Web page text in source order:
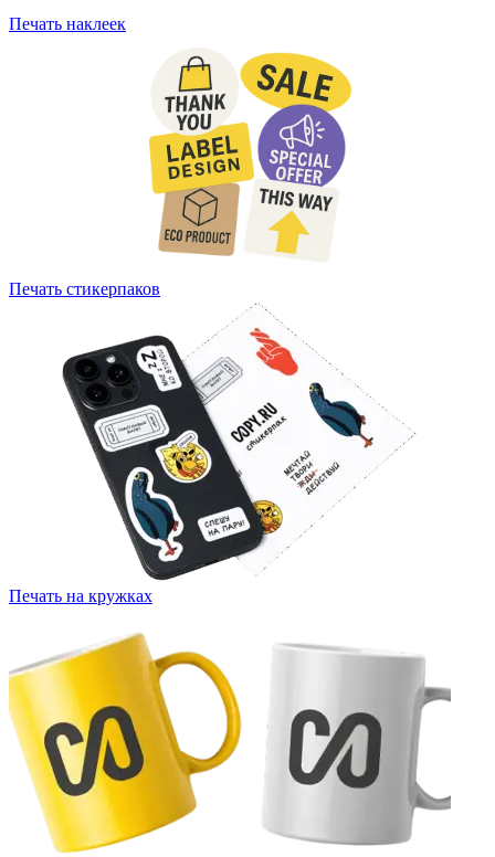
Печать наклеек
Печать стикерпаков
Печать на кружках